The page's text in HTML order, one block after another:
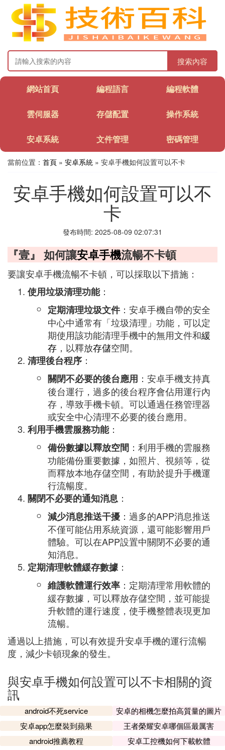
搜索內容
網站首頁 編程語言 編程軟體
雲伺服器 存儲配置 操作系統
安卓系統 文件管理 密碼管理
當前位置： 首頁 » 安卓系統 » 安卓手機如何設置可以不卡
安卓手機如何設置可以不
卡
發布時間: 2025-08-09 02:07:31
『壹』 如何讓安卓手機流暢不卡頓
要讓安卓手機流暢不卡頓，可以採取以下措施：
使用垃圾清理功能：
定期清理垃圾文件：安卓手機自帶的安全
中心中通常有「垃圾清理」功能，可以定
期使用該功能清理手機中的無用文件和緩
存 ，以釋放存儲空間。
清理後台程序 ：
關閉不必要的後台應用 ：安卓手機支持真
後台運行，過多的後台程序會佔用運行內
存，導致手機卡頓。可以通過任務管理器
或安全中心清理不必要的後台應用。
利用手機雲服務功能：
備份數據以釋放空間 ：利用手機的雲服務
功能備份重要數據，如照片、視頻等，從
而釋放本地存儲空間，有助於提升手機運
行流暢度。
關閉不必要的通知消息 ：
減少消息推送干擾 ：過多的APP消息推送
不僅可能佔用系統資源，還可能影響用戶
體驗。可以在APP設置中關閉不必要的通
知消息。
定期清理軟體緩存數據 ：
維護軟體運行效率 ：定期清理常用軟體的
緩存數據，可以釋放存儲空間，並可能提
升軟體的運行速度，使手機整體表現更加
流暢。
通過以上措施，可以有效提升安卓手機的運行流暢
度，減少卡頓現象的發生。
與安卓手機如何設置可以不卡相關的資
訊
android不死service
安卓的相機怎麼拍高質量的圖片
安卓app怎麼裝到蘋果
王者榮耀安卓哪個區最厲害
android推薦教程
安卓工控機如何下載軟體